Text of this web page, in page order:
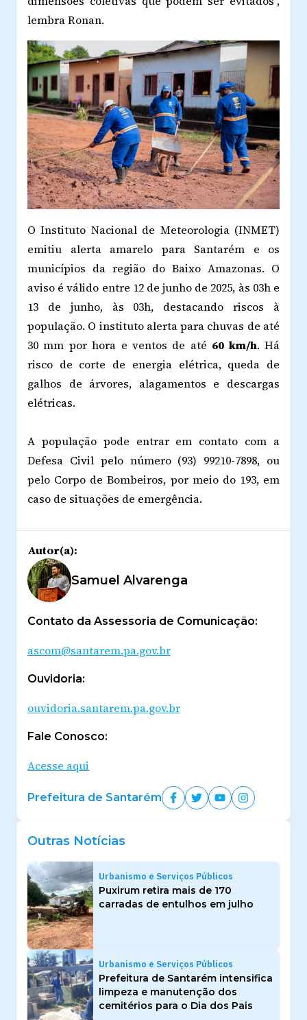
lembra Ronan.
O Instituto Nacional de Meteorologia (INMET)
emitiu alerta amarelo para Santarém e os
municípios da região do Baixo Amazonas. O
aviso é válido entre 12 de junho de 2025, às 03h e
13 de junho, às 03h, destacando riscos à
população. O instituto alerta para chuvas de até
30 mm por hora e ventos de até 60 km/h. Há
risco de corte de energia elétrica, queda de
galhos de árvores, alagamentos e descargas
elétricas.
A população pode entrar em contato com a
Defesa Civil pelo número (93) 99210-7898, ou
pelo Corpo de Bombeiros, por meio do 193, em
caso de situações de emergência.
Autor(a):
Samuel Alvarenga
Contato da Assessoria de Comunicação:
ascom@santarem.pa.gov.br
Ouvidoria:
ouvidoria.santarem.pa.gov.br
Fale Conosco:
Acesse aqui
Prefeitura de Santarém
Outras Notícias
Urbanismo e Serviços Públicos
Puxirum retira mais de 170
carradas de entulhos em julho
Urbanismo e Serviços Públicos
Prefeitura de Santarém intensifica
limpeza e manutenção dos
cemitérios para o Dia dos Pais